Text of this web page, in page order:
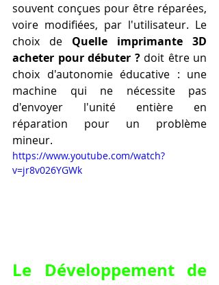
souvent conçues pour être réparées,
voire modifiées, par l'utilisateur. Le
choix de Quelle imprimante 3D
acheter pour débuter ? doit être un
choix d'autonomie éducative : une
machine qui ne nécessite pas
d'envoyer l'unité entière en
réparation pour un problème
mineur.
https://www.youtube.com/watch?
v=jr8v026YGWk
Le Développement de